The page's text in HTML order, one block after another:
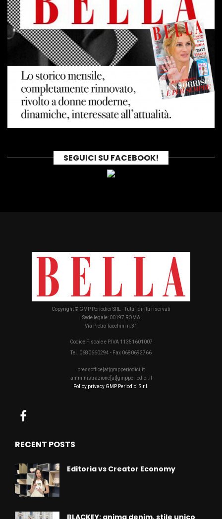
SEGUICI SU FACEBOOK!
Copyright © GMP Periodici SRL - Tutti i diritti riservati
Sede legale: 00197 ROMA
Via Pietro Tacchini n.31
Codice Fiscale e P.IVA 11351601007
Tel. 0680660294 - Fax 0680692766
pressoffice[at]gmpperiodici.it
amministrazione[at]gmpperiodici.it
Policy privacy GMP Periodici S.r.l.
RECENT POSTS
Editoria vs Creator Economy
BLACKEY: anima denim, stile unico